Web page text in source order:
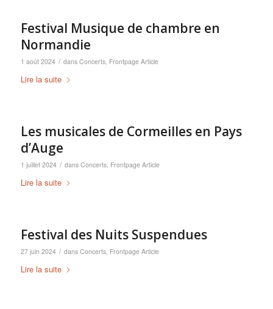
Festival Musique de chambre en
Normandie
1 août 2024 / dans Concerts, Frontpage Article
Lire la suite
Les musicales de Cormeilles en Pays
d’Auge
1 juillet 2024 / dans Concerts, Frontpage Article
Lire la suite
Festival des Nuits Suspendues
27 juin 2024 / dans Concerts, Frontpage Article
Lire la suite